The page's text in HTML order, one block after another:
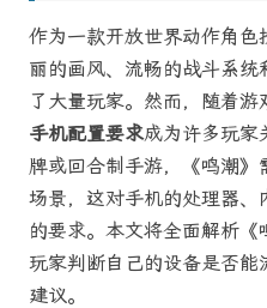
作为一款开放世界动作角
丽的画风、流畅的战斗系统
了大量玩家。然而，随着游
手机配置要求成为许多玩家
牌或回合制手游，《鸣潮
场景，这对手机的处理器、
的要求。本文将全面解析
玩家判断自己的设备是否
建议。